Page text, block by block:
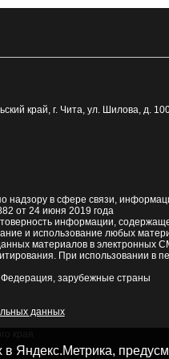
край, г. Чита, ул. Шилова, д.
надзору в сфере связи,
от 24 июня 2019 года
информации,
и использование любых
материалов в электронных
При использовании в
зарубежные страны
данных
в Яндекс.Метрика,